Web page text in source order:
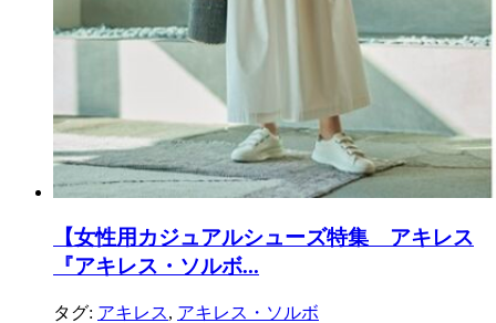
【女性用カジュアルシューズ特集 アキレス
『アキレス・ソルボ...
タグ: アキレス, アキレス・ソルボ